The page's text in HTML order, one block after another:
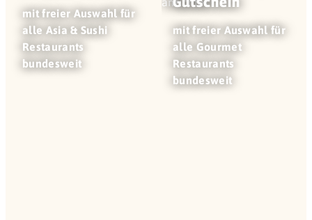
mit freier Auswahl für
alle Asia & Sushi
Restaurants
bundesweit
mit freier Auswahl für
alle Gourmet
Restaurants
bundesweit